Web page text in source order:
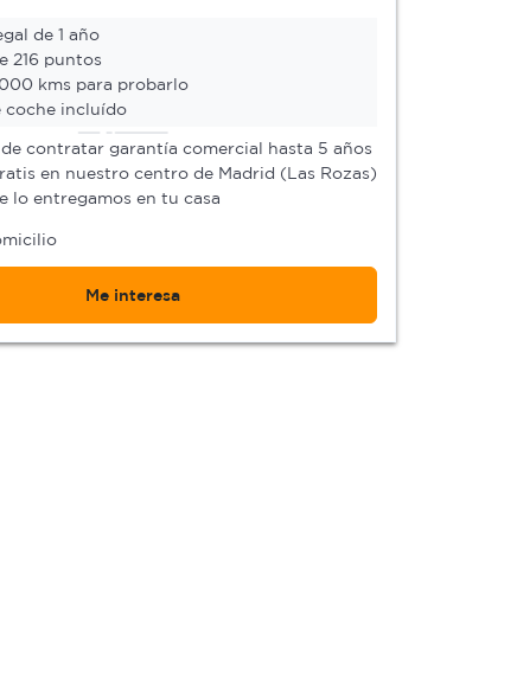
de 1 año
216 puntos
kms para probarlo
coche incluído
contratar garantía comercial hasta 5 años
en nuestro centro de Madrid (Las Rozas)
lo entregamos en tu casa
Me interesa